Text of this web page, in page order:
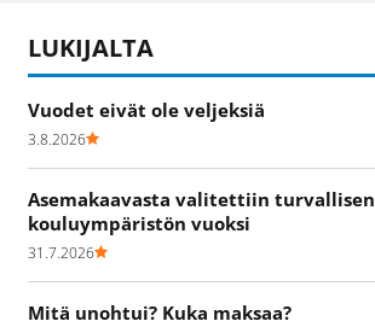
LUKIJALTA
Vuodet eivät ole veljeksiä
3.8.2026
Asemakaavasta valitettiin turvallisen
kouluympäristön vuoksi
31.7.2026
Mitä unohtui? Kuka maksaa?